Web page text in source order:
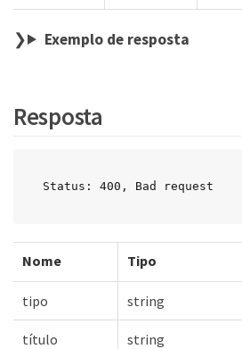
Exemplo de resposta
Resposta
Status: 400, Bad request
Nome Tipo
tipo string
título string